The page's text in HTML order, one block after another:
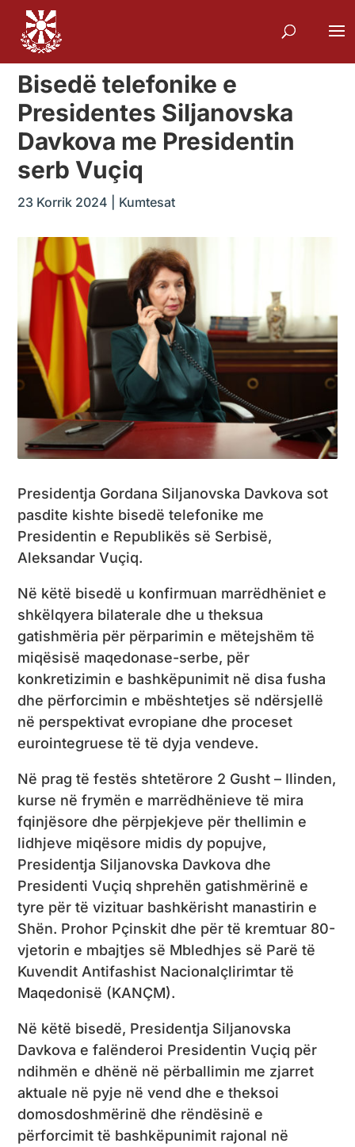
Bisedë telefonike e
Presidentes Siljanovska
Davkova me Presidentin
serb Vuçiq
23 Korrik 2024 Kumtesat
Presidentja Gordana Siljanovska Davkova sot
pasdite kishte bisedë telefonike me
Presidentin e Republikës së Serbisë,
Aleksandar Vuçiq.
Në këtë bisedë u konfirmuan marrëdhëniet e
shkëlqyera bilaterale dhe u theksua
gatishmëria për përparimin e mëtejshëm të
miqësisë maqedonase-serbe, për
konkretizimin e bashkëpunimit në disa fusha
dhe përforcimin e mbështetjes së ndërsjellë
në perspektivat evropiane dhe proceset
eurointegruese të të dyja vendeve.
Në prag të festës shtetërore 2 Gusht – Ilinden,
kurse në frymën e marrëdhënieve të mira
fqinjësore dhe përpjekjeve për thellimin e
lidhjeve miqësore midis dy popujve,
Presidentja Siljanovska Davkova dhe
Presidenti Vuçiq shprehën gatishmërinë e
tyre për të vizituar bashkërisht manastirin e
Shën. Prohor Pçinskit dhe për të kremtuar 80-
vjetorin e mbajtjes së Mbledhjes së Parë të
Kuvendit Antifashist Nacionalçlirimtar të
Maqedonisë (KANÇM).
Në këtë bisedë, Presidentja Siljanovska
Davkova e falënderoi Presidentin Vuçiq për
ndihmën e dhënë në përballimin me zjarret
aktuale në pyje në vend dhe e theksoi
domosdoshmërinë dhe rëndësinë e
përforcimit të bashkëpunimit rajonal në